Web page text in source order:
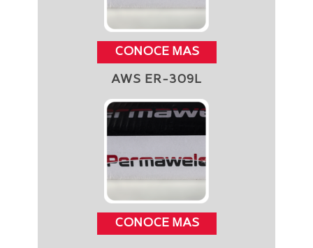
CONOCE MAS
AWS ER-309L
CONOCE MAS